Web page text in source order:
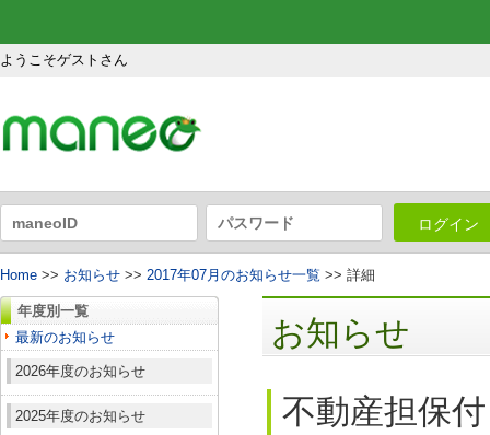
ようこそゲストさん
ログイン
Home >> お知らせ >> 2017年07月のお知らせ一覧 >> 詳細
年度別一覧
最新のお知らせ
2026年度のお知らせ
2025年度のお知らせ
お知らせ
不動産担保